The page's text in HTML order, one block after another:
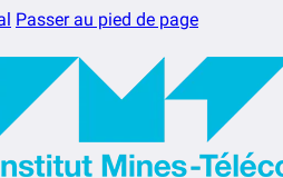
Passer au pied de page